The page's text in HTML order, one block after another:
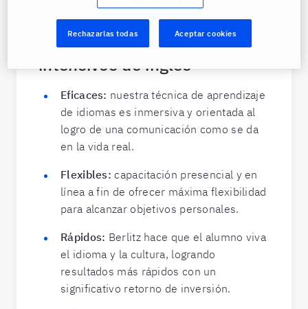
Ventajas de los cursos
intensivos de inglés
Eficaces: nuestra técnica de aprendizaje
de idiomas es inmersiva y orientada al
logro de una comunicación como se da
en la vida real.
Flexibles: capacitación presencial y en
línea a fin de ofrecer máxima flexibilidad
para alcanzar objetivos personales.
Rápidos: Berlitz hace que el alumno viva
el idioma y la cultura, logrando
resultados más rápidos con un
significativo retorno de inversión.
Rechazarlas todas Aceptar cookies